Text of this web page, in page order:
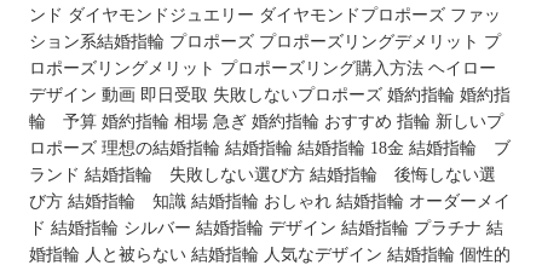
ンド ダイヤモンドジュエリー ダイヤモンドプロポーズ ファッ
ション系結婚指輪 プロポーズ プロポーズリングデメリット プ
ロポーズリングメリット プロポーズリング購入方法 ヘイロー
デザイン 動画 即日受取 失敗しないプロポーズ 婚約指輪 婚約指
輪 予算 婚約指輪 相場 急ぎ 婚約指輪 おすすめ 指輪 新しいプ
ロポーズ 理想の結婚指輪 結婚指輪 結婚指輪 18金 結婚指輪 ブ
ランド 結婚指輪 失敗しない選び方 結婚指輪 後悔しない選
び方 結婚指輪 知識 結婚指輪 おしゃれ 結婚指輪 オーダーメイ
ド 結婚指輪 シルバー 結婚指輪 デザイン 結婚指輪 プラチナ 結
婚指輪 人と被らない 結婚指輪 人気なデザイン 結婚指輪 個性的